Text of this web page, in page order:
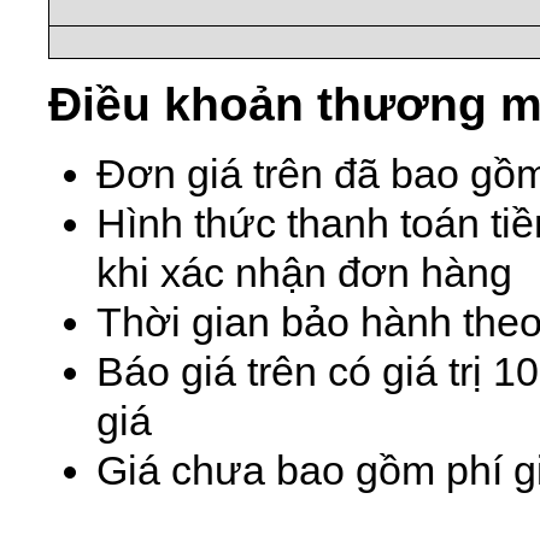
Điều khoản thương
Đơn giá trên đã bao
Hình thức thanh toán
khi xác nhận đơn hàng
Thời gian bảo hành
Báo giá trên có giá trị
giá
Giá chưa bao gồm phí